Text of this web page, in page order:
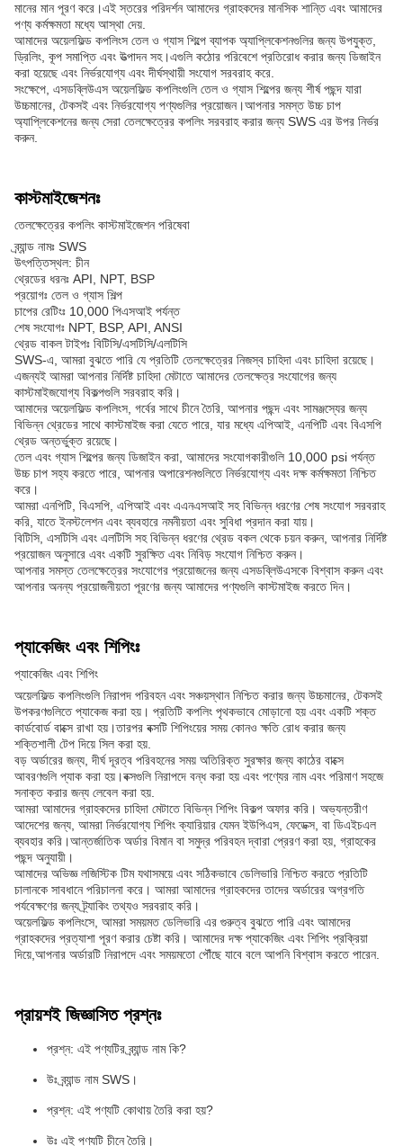
মানের মান পূরণ করে।এই স্তরের পরিদর্শন আমাদের গ্রাহকদের মানসিক শান্তি এবং আমাদের
পণ্য কর্মক্ষমতা মধ্যে আস্থা দেয়.
আমাদের অয়েলফিল্ড কপলিংস তেল ও গ্যাস শিল্পে ব্যাপক অ্যাপ্লিকেশনগুলির জন্য উপযুক্ত,
ড্রিলিং, কূপ সমাপ্তি এবং উত্পাদন সহ।এগুলি কঠোর পরিবেশে প্রতিরোধ করার জন্য ডিজাইন
করা হয়েছে এবং নির্ভরযোগ্য এবং দীর্ঘস্থায়ী সংযোগ সরবরাহ করে.
সংক্ষেপে, এসডব্লিউএস অয়েলফিল্ড কপলিংগুলি তেল ও গ্যাস শিল্পের জন্য শীর্ষ পছন্দ যারা
উচ্চমানের, টেকসই এবং নির্ভরযোগ্য পণ্যগুলির প্রয়োজন।আপনার সমস্ত উচ্চ চাপ
অ্যাপ্লিকেশনের জন্য সেরা তেলক্ষেত্রের কপলিং সরবরাহ করার জন্য SWS এর উপর নির্ভর
করুন.
কাস্টমাইজেশনঃ
তেলক্ষেত্রের কপলিং কাস্টমাইজেশন পরিষেবা
ব্র্যান্ড নামঃ SWS
উৎপত্তিস্থল: চীন
থ্রেডের ধরনঃ API, NPT, BSP
প্রয়োগঃ তেল ও গ্যাস শিল্প
চাপের রেটিংঃ 10,000 পিএসআই পর্যন্ত
শেষ সংযোগঃ NPT, BSP, API, ANSI
থ্রেড বাকল টাইপঃ বিটিসি/এসটিসি/এলটিসি
SWS-এ, আমরা বুঝতে পারি যে প্রতিটি তেলক্ষেত্রের নিজস্ব চাহিদা এবং চাহিদা রয়েছে।
এজন্যই আমরা আপনার নির্দিষ্ট চাহিদা মেটাতে আমাদের তেলক্ষেত্র সংযোগের জন্য
কাস্টমাইজযোগ্য বিকল্পগুলি সরবরাহ করি।
আমাদের অয়েলফিল্ড কপলিংস, গর্বের সাথে চীনে তৈরি, আপনার পছন্দ এবং সামঞ্জস্যের জন্য
বিভিন্ন থ্রেডের সাথে কাস্টমাইজ করা যেতে পারে, যার মধ্যে এপিআই, এনপিটি এবং বিএসপি
থ্রেড অন্তর্ভুক্ত রয়েছে।
তেল এবং গ্যাস শিল্পের জন্য ডিজাইন করা, আমাদের সংযোগকারীগুলি 10,000 psi পর্যন্ত
উচ্চ চাপ সহ্য করতে পারে, আপনার অপারেশনগুলিতে নির্ভরযোগ্য এবং দক্ষ কর্মক্ষমতা নিশ্চিত
করে।
আমরা এনপিটি, বিএসপি, এপিআই এবং এএনএসআই সহ বিভিন্ন ধরণের শেষ সংযোগ সরবরাহ
করি, যাতে ইনস্টলেশন এবং ব্যবহারে নমনীয়তা এবং সুবিধা প্রদান করা যায়।
বিটিসি, এসটিসি এবং এলটিসি সহ বিভিন্ন ধরণের থ্রেড বকল থেকে চয়ন করুন, আপনার নির্দিষ্ট
প্রয়োজন অনুসারে এবং একটি সুরক্ষিত এবং নিবিড় সংযোগ নিশ্চিত করুন।
আপনার সমস্ত তেলক্ষেত্রের সংযোগের প্রয়োজনের জন্য এসডব্লিউএসকে বিশ্বাস করুন এবং
আপনার অনন্য প্রয়োজনীয়তা পূরণের জন্য আমাদের পণ্যগুলি কাস্টমাইজ করতে দিন।
প্যাকেজিং এবং শিপিংঃ
প্যাকেজিং এবং শিপিং
অয়েলফিল্ড কপলিংগুলি নিরাপদ পরিবহন এবং সঞ্চয়স্থান নিশ্চিত করার জন্য উচ্চমানের, টেকসই
উপকরণগুলিতে প্যাকেজ করা হয়। প্রতিটি কপলিং পৃথকভাবে মোড়ানো হয় এবং একটি শক্ত
কার্ডবোর্ড বাক্সে রাখা হয়।তারপর বক্সটি শিপিংয়ের সময় কোনও ক্ষতি রোধ করার জন্য
শক্তিশালী টেপ দিয়ে সিল করা হয়.
বড় অর্ডারের জন্য, দীর্ঘ দূরত্ব পরিবহনের সময় অতিরিক্ত সুরক্ষার জন্য কাঠের বাক্সে
আবরণগুলি প্যাক করা হয়।বক্সগুলি নিরাপদে বন্ধ করা হয় এবং পণ্যের নাম এবং পরিমাণ সহজে
সনাক্ত করার জন্য লেবেল করা হয়.
আমরা আমাদের গ্রাহকদের চাহিদা মেটাতে বিভিন্ন শিপিং বিকল্প অফার করি। অভ্যন্তরীণ
আদেশের জন্য, আমরা নির্ভরযোগ্য শিপিং ক্যারিয়ার যেমন ইউপিএস, ফেডেক্স, বা ডিএইচএল
ব্যবহার করি।আন্তর্জাতিক অর্ডার বিমান বা সমুদ্র পরিবহন দ্বারা প্রেরণ করা হয়, গ্রাহকের
পছন্দ অনুযায়ী।
আমাদের অভিজ্ঞ লজিস্টিক টিম যথাসময়ে এবং সঠিকভাবে ডেলিভারি নিশ্চিত করতে প্রতিটি
চালানকে সাবধানে পরিচালনা করে। আমরা আমাদের গ্রাহকদের তাদের অর্ডারের অগ্রগতি
পর্যবেক্ষণের জন্য ট্র্যাকিং তথ্যও সরবরাহ করি।
অয়েলফিল্ড কপলিংসে, আমরা সময়মত ডেলিভারি এর গুরুত্ব বুঝতে পারি এবং আমাদের
গ্রাহকদের প্রত্যাশা পূরণ করার চেষ্টা করি। আমাদের দক্ষ প্যাকেজিং এবং শিপিং প্রক্রিয়া
দিয়ে,আপনার অর্ডারটি নিরাপদে এবং সময়মতো পৌঁছে যাবে বলে আপনি বিশ্বাস করতে পারেন.
প্রায়শই জিজ্ঞাসিত প্রশ্নঃ
প্রশ্ন: এই পণ্যটির ব্র্যান্ড নাম কি?
উঃ ব্র্যান্ড নাম SWS।
প্রশ্ন: এই পণ্যটি কোথায় তৈরি করা হয়?
উঃ এই পণ্যটি চীনে তৈরি।